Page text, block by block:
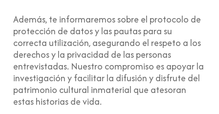
Además, te informaremos sobre el protocolo de
protección de datos y las pautas para su
correcta utilización, asegurando el respeto a los
derechos y la privacidad de las personas
entrevistadas. Nuestro compromiso es apoyar la
investigación y facilitar la difusión y disfrute del
patrimonio cultural inmaterial que atesoran
estas historias de vida.